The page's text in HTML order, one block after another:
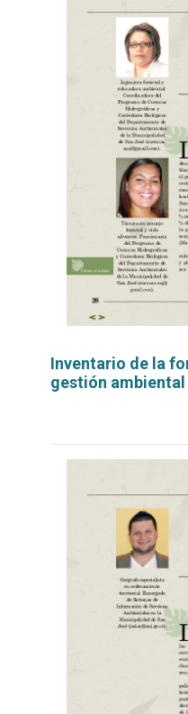
Inventario de la
gestión ambiental